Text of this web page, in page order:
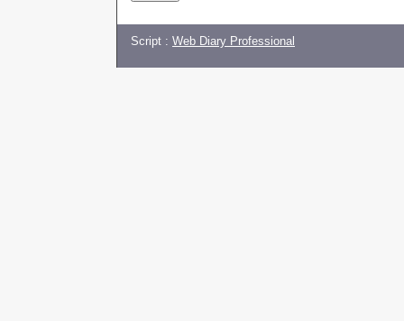
Script : Web Diary Professional